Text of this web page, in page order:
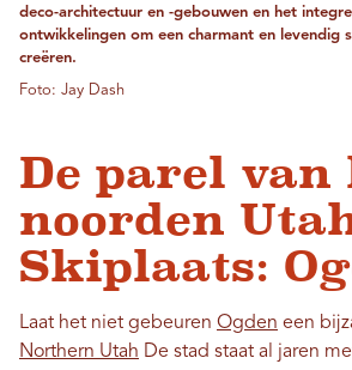
deco-architectuur en -gebouwen en het
ontwikkelingen om een ​​charmant en levendig
creëren.
Foto: Jay Dash
De parel van
noorden
Skiplaats:
Laat het niet gebeuren Ogden een
Northern Utah De stad staat al jaren